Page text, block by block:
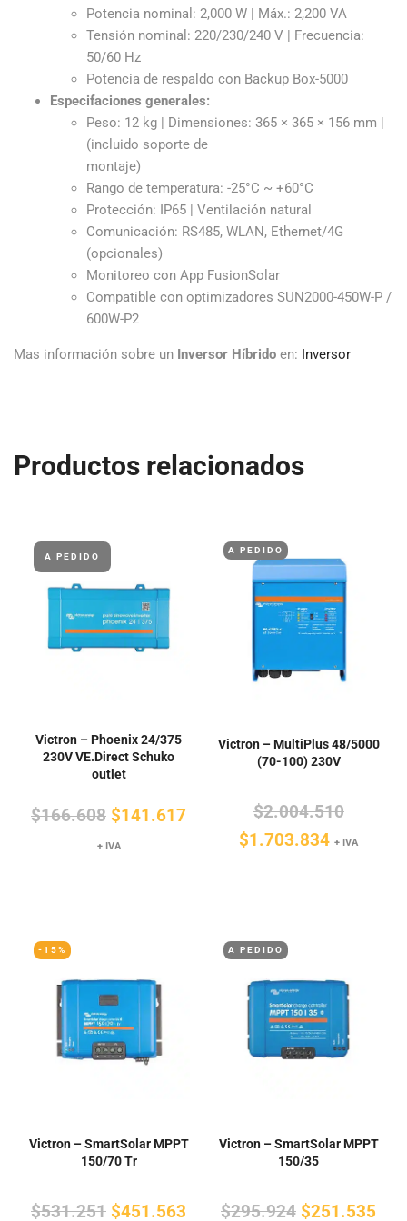
Potencia nominal: 2,000 W | Máx.: 2,200 VA
Tensión nominal: 220/230/240 V | Frecuencia:
50/60 Hz
Potencia de respaldo con Backup Box-5000
Especifaciones generales:
Peso: 12 kg | Dimensiones: 365 × 365 × 156 mm |
(incluido soporte de
montaje)
Rango de temperatura: -25°C ~ +60°C
Protección: IP65 | Ventilación natural
Comunicación: RS485, WLAN, Ethernet/4G
(opcionales)
Monitoreo con App FusionSolar
Compatible con optimizadores SUN2000-450W-P /
600W-P2
Mas información sobre un Inversor Híbrido en: Inversor
Productos relacionados
A PEDIDO
Victron – Phoenix 24/375
230V VE.Direct Schuko
outlet
$166.608 El
precio
$141.617
+ IVA
A PEDIDO
Victron – MultiPlus 48/5000
(70-100) 230V
$2.004.510El
precio
$1.703.834El+ IVA
-15%
Victron – SmartSolar MPPT
150/70 Tr
$531.251 El
$451.563
A PEDIDO
Victron – SmartSolar MPPT
150/35
$295.924 El
$251.535